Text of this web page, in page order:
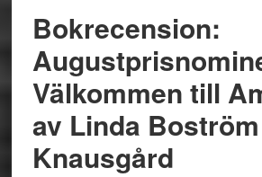
Bokrecension:
Välkommen till
av Linda Boström
Knausgård